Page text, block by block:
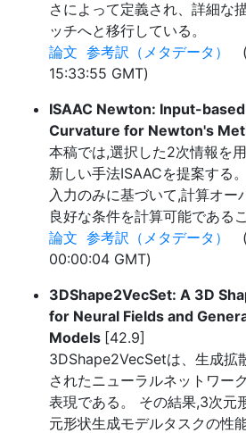
さによって定義され、詳細な
ッチへと移行している。
論文 参考訳（メタデータ）
15:33:55 GMT)
ISAAC Newton: Input-
Curvature for Newton's
本稿では,選択した2次情報を
新しい手法ISAACを提案する
入力のみに基づいて,計算オー
良好な条件を計算可能である
論文 参考訳（メタデータ）
00:00:04 GMT)
3DShape2VecSet: A 3D
for Neural Fields and
Models [42.9]
3DShape2VecSetは、生成拡
されたニューラルネットワー
表現である。 その結果,3次元
元形状生成モデルタスクの性